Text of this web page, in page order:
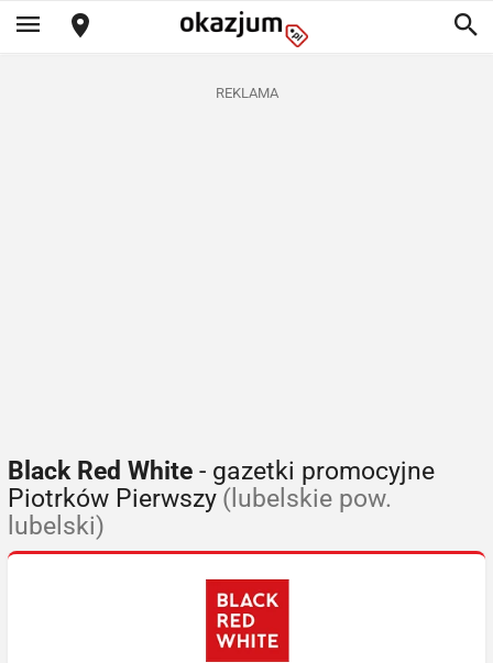
REKLAMA
Black Red White - gazetki promocyjne
Piotrków Pierwszy (lubelskie pow.
lubelski)